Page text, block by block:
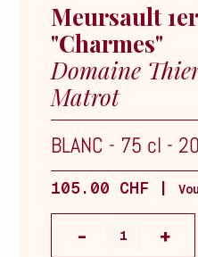
Meursault
"Charmes"
Domaine
Matrot
BLANC - 75 cl -
105.00 CHF |